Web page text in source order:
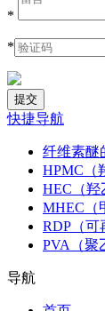
*
*
快捷导航
纤维素醚
HPMC（
HEC（羟
MHEC（
RDP（可
PVA（聚
导航